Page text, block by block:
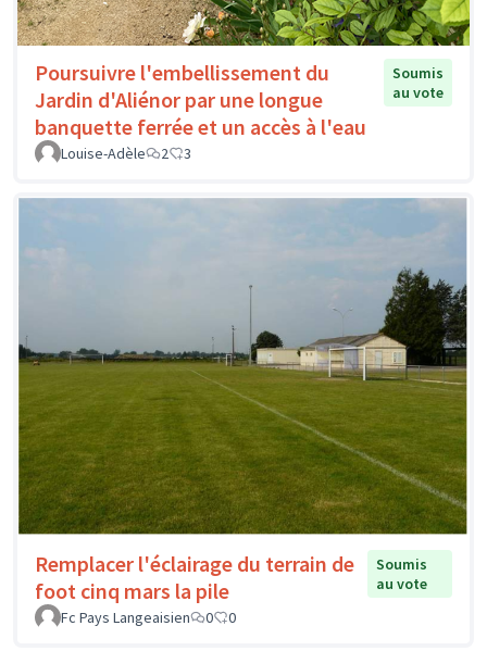
Poursuivre l'embellissement du
Jardin d'Aliénor par une longue
banquette ferrée et un accès à l'eau
Soumis
au vote
Louise-Adèle 2 3
Remplacer l'éclairage du terrain de
foot cinq mars la pile
Soumis
au vote
Fc Pays Langeaisien
0 0